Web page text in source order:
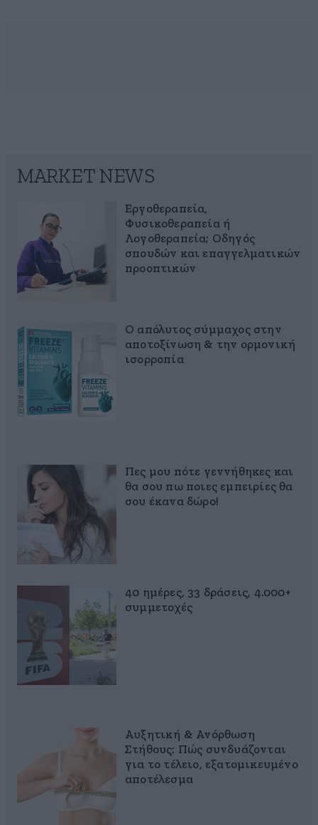
MARKET NEWS
Εργοθεραπεία,
Φυσικοθεραπεία ή
Λογοθεραπεία; Οδηγός
σπουδών και επαγγελματικών
προοπτικών
Ο απόλυτος σύμμαχος στην
αποτοξίνωση & την ορμονική
ισορροπία
Πες μου πότε γεννήθηκες και
θα σου πω ποιες εμπειρίες θα
σου έκανα δώρο!
40 ημέρες, 33 δράσεις, 4.000+
συμμετοχές
Αυξητική & Ανόρθωση
Στήθους: Πώς συνδυάζονται
για το τέλειο, εξατομικευμένο
αποτέλεσμα